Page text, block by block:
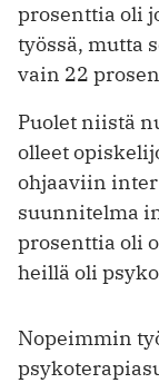
prosenttia oli
työssä, mutta
vain 22
Puolet niistä
olleet
ohjaaviin
suunnitelma
prosenttia oli
heillä oli
Nopeimmin